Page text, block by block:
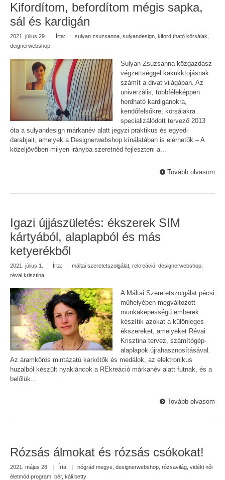
Kifordítom, befordítom mégis sapka,
sál és kardigán
2021. július 29. | Írta: | sulyan zsuzsanna sulyandesign kifordítható körsálak
deignerwebshop
Sulyan Zsuzsanna közgazdász
végzettséggel kakukktojásnak
számít a divat világában. Az
univerzális, többféleképpen
hordható kardigánokra,
kendőfelsőkre, körsálakra
specializálódott tervező 2013
óta a sulyandesign márkanév alatt jegyzi praktikus és egyedi
darabjait, amelyek a Designerwebshop kínálatában is elérhetők.– A
közeljövőben milyen irányba szeretnéd fejleszteni a...
Tovább olvasom
Igazi újjászületés: ékszerek SIM
kártyából, alaplapból és más
ketyerékből
2021. július 1. | Írta: | máltai szeretetszolgálat rekreáció designerwebshop
révai krisztina
A Máltai Szeretetszolgálat pécsi
műhelyében megváltozott
munkaképességű emberek
készítik azokat a különleges
ékszereket, amelyeket Révai
Krisztina tervez, számítógép-
alaplapok újrahasznosításával.
Az áramkörös mintázatú karkötők és medálok, az elektronikus
huzalból készült nyakláncok a REkreáció márkanév alatt futnak, és a
belőlük...
Tovább olvasom
Rózsás álmokat és rózsás csókokat!
2021. május 28. | Írta: | nógrád megye designerwebshop rózsavilág vidéki női
életmód program bér, káli betty